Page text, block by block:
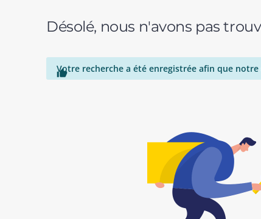
Désolé, nous n'avons pas

Votre recherche a été enregistrée afin que